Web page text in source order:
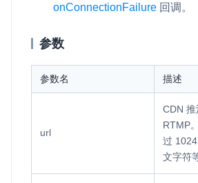
PPT 转码服务
全周期通话质量检测、回溯和分析方案
开通和管理声网各项产品服务的统一入口
onConnectionFailure 回调。
参数
参数名 描述
url
CDN
RTMP
过
文字符